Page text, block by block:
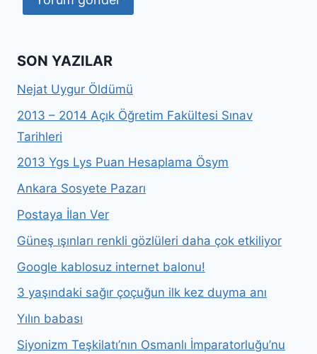
SON YAZILAR
Nejat Uygur Öldümü
2013 – 2014 Açık Öğretim Fakültesi Sınav
Tarihleri
2013 Ygs Lys Puan Hesaplama Ösym
Ankara Sosyete Pazarı
Postaya İlan Ver
Güneş ışınları renkli gözlüleri daha çok etkiliyor
Google kablosuz internet balonu!
3 yaşındaki sağır çoçuğun ilk kez duyma anı
Yılın babası
Siyonizm Teşkilatı’nın Osmanlı İmparatorluğu’nu